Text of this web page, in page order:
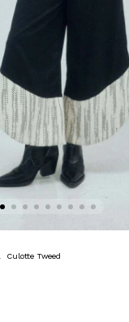
Culotte Tweed